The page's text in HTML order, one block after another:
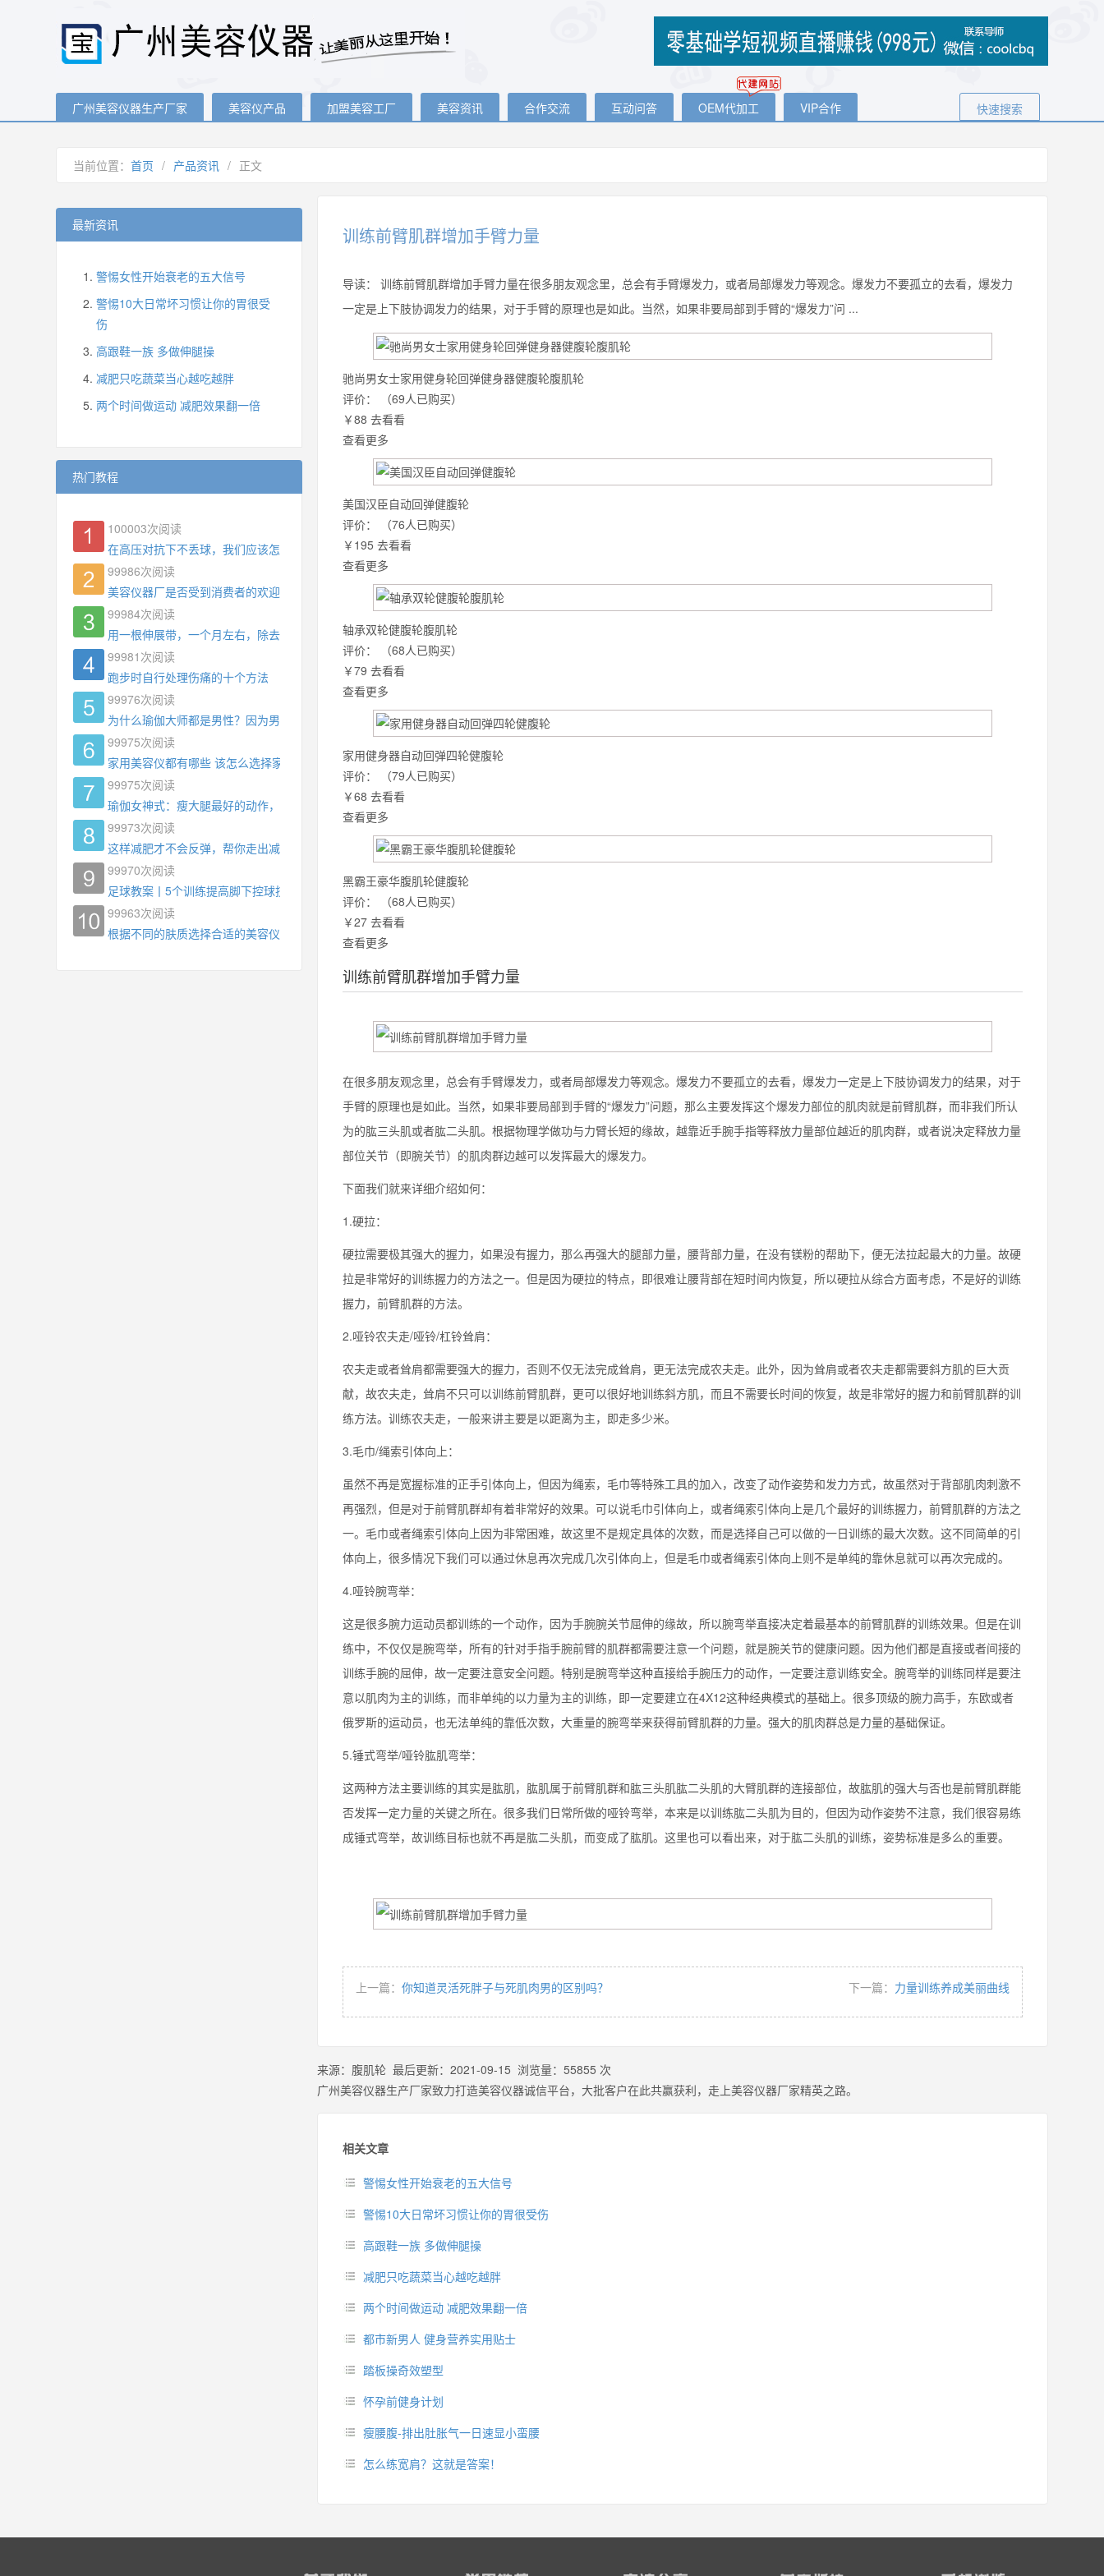
广州美容仪器生产厂家 美容仪产品 加盟美容工厂 美容资讯 合作交流 互动问答 OEM代加工 VIP合作 快速搜索
当前位置： 首页 / 产品资讯 / 正文
训练前臂肌群增加手臂力量
导读：
训练前臂肌群增加手臂力量在很多朋友观念里，总会有手臂爆发力，或者局部爆发力等观念。爆发力不要孤立的去看，爆发力
一定是上下肢协调发力的结果，对于手臂的原理也是如此。当然，如果非要局部到手臂的“爆发力”问 ...
驰尚男女士家用健身轮回弹健身器健腹轮腹肌轮
评价：
（69人已购买）
￥88 去看看
查看更多
美国汉臣自动回弹健腹轮
评价：
（76人已购买）
￥195 去看看
查看更多
轴承双轮健腹轮腹肌轮
评价：
（68人已购买）
￥79 去看看
查看更多
家用健身器自动回弹四轮健腹轮
评价：
（79人已购买）
￥68 去看看
查看更多
黑霸王豪华腹肌轮健腹轮
评价：
（68人已购买）
￥27 去看看
查看更多
训练前臂肌群增加手臂力量
在很多朋友观念里，总会有手臂爆发力，或者局部爆发力等观念。爆发力不要孤立的去看，爆发力一定是上下肢协调发力的结果，对于
手臂的原理也是如此。当然，如果非要局部到手臂的“爆发力”问题，那么主要发挥这个爆发力部位的肌肉就是前臂肌群，而非我们所认
为的肱三头肌或者肱二头肌。根据物理学做功与力臂长短的缘故，越靠近手腕手指等释放力量部位越近的肌肉群，或者说决定释放力量
部位关节（即腕关节）的肌肉群边越可以发挥最大的爆发力。
下面我们就来详细介绍如何：
1.硬拉：
硬拉需要极其强大的握力，如果没有握力，那么再强大的腿部力量，腰背部力量，在没有镁粉的帮助下，便无法拉起最大的力量。故硬
拉是非常好的训练握力的方法之一。但是因为硬拉的特点，即很难让腰背部在短时间内恢复，所以硬拉从综合方面考虑，不是好的训练
握力，前臂肌群的方法。
2.哑铃农夫走/哑铃/杠铃耸肩：
农夫走或者耸肩都需要强大的握力，否则不仅无法完成耸肩，更无法完成农夫走。此外，因为耸肩或者农夫走都需要斜方肌的巨大贡
献，故农夫走，耸肩不只可以训练前臂肌群，更可以很好地训练斜方肌，而且不需要长时间的恢复，故是非常好的握力和前臂肌群的训
练方法。训练农夫走，一般来讲主要是以距离为主，即走多少米。
3.毛巾/绳索引体向上：
虽然不再是宽握标准的正手引体向上，但因为绳索，毛巾等特殊工具的加入，改变了动作姿势和发力方式，故虽然对于背部肌肉刺激不
再强烈，但是对于前臂肌群却有着非常好的效果。可以说毛巾引体向上，或者绳索引体向上是几个最好的训练握力，前臂肌群的方法之
一。毛巾或者绳索引体向上因为非常困难，故这里不是规定具体的次数，而是选择自己可以做的一日训练的最大次数。这不同简单的引
体向上，很多情况下我们可以通过休息再次完成几次引体向上，但是毛巾或者绳索引体向上则不是单纯的靠休息就可以再次完成的。
4.哑铃腕弯举：
这是很多腕力运动员都训练的一个动作，因为手腕腕关节屈伸的缘故，所以腕弯举直接决定着最基本的前臂肌群的训练效果。但是在训
练中，不仅仅是腕弯举，所有的针对手指手腕前臂的肌群都需要注意一个问题，就是腕关节的健康问题。因为他们都是直接或者间接的
训练手腕的屈伸，故一定要注意安全问题。特别是腕弯举这种直接给手腕压力的动作，一定要注意训练安全。腕弯举的训练同样是要注
意以肌肉为主的训练，而非单纯的以力量为主的训练，即一定要建立在4X12这种经典模式的基础上。很多顶级的腕力高手，东欧或者
俄罗斯的运动员，也无法单纯的靠低次数，大重量的腕弯举来获得前臂肌群的力量。强大的肌肉群总是力量的基础保证。
5.锤式弯举/哑铃肱肌弯举：
这两种方法主要训练的其实是肱肌，肱肌属于前臂肌群和肱三头肌肱二头肌的大臂肌群的连接部位，故肱肌的强大与否也是前臂肌群能
否发挥一定力量的关键之所在。很多我们日常所做的哑铃弯举，本来是以训练肱二头肌为目的，但因为动作姿势不注意，我们很容易练
成锤式弯举，故训练目标也就不再是肱二头肌，而变成了肱肌。这里也可以看出来，对于肱二头肌的训练，姿势标准是多么的重要。
上一篇： 你知道灵活死胖子与死肌肉男的区别吗？ 下一篇： 力量训练养成美丽曲线
来源： 腹肌轮 最后更新： 2021-09-15 浏览量： 55855 次
广州美容仪器生产厂家致力打造美容仪器诚信平台，大批客户在此共赢获利，走上美容仪器厂家精英之路。
相关文章
警惕女性开始衰老的五大信号
警惕10大日常坏习惯让你的胃很受伤
高跟鞋一族 多做伸腿操
减肥只吃蔬菜当心越吃越胖
两个时间做运动 减肥效果翻一倍
都市新男人 健身营养实用贴士
踏板操奇效塑型
怀孕前健身计划
瘦腰腹-排出肚胀气一日速显小蛮腰
怎么练宽肩？这就是答案！
最新资讯
警惕女性开始衰老的五大信号
警惕10大日常坏习惯让你的胃很受
伤
高跟鞋一族 多做伸腿操
减肥只吃蔬菜当心越吃越胖
两个时间做运动 减肥效果翻一倍
热门教程
100003次阅读
在高压对抗下不丢球，我们应该怎么练?
99986次阅读
美容仪器厂是否受到消费者的欢迎
99984次阅读
用一根伸展带，一个月左右，除去了手臂拜拜肉，背也变薄了
99981 次阅读
跑步时自行处理伤痛的十个方法
99976次阅读
为什么瑜伽大师都是男性？因为男权，让女性失去同等的机会
99975次阅读
家用美容仪都有哪些 该怎么选择家用美容仪
99975次阅读
瑜伽女神式：瘦大腿最好的动作，没有之一，为什么你练了没效果？
99973次阅读
这样减肥才不会反弹，帮你走出减肥瓶颈
99970次阅读
足球教案丨5个训练提高脚下控球技术
99963次阅读
根据不同的肤质选择合适的美容仪器